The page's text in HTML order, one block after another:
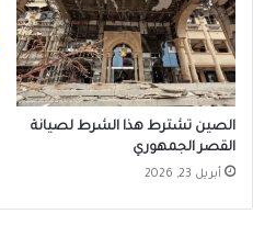
الصين تشترط هذا الشرط لصيانة
القصر الجمهوري
أبريل 23, 2026